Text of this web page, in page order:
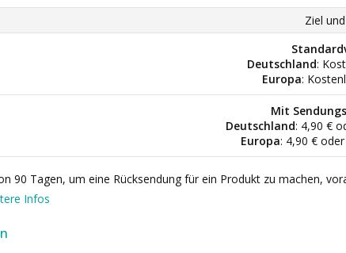
Ziel
Deutschland:
Europa:
Mit
Deutschland: 4,90 €
Europa: 4,90 €
90 Tagen, um eine Rücksendung für ein Produkt zu machen,
Infos